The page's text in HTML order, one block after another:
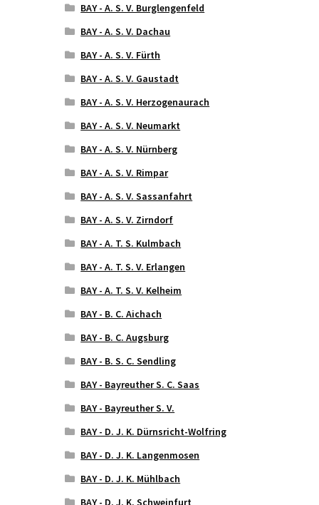
BAY - A. S. V. Burglengenfeld
BAY - A. S. V. Dachau
BAY - A. S. V. Fürth
BAY - A. S. V. Gaustadt
BAY - A. S. V. Herzogenaurach
BAY - A. S. V. Neumarkt
BAY - A. S. V. Nürnberg
BAY - A. S. V. Rimpar
BAY - A. S. V. Sassanfahrt
BAY - A. S. V. Zirndorf
BAY - A. T. S. Kulmbach
BAY - A. T. S. V. Erlangen
BAY - A. T. S. V. Kelheim
BAY - B. C. Aichach
BAY - B. C. Augsburg
BAY - B. S. C. Sendling
BAY - Bayreuther S. C. Saas
BAY - Bayreuther S. V.
BAY - D. J. K. Dürnsricht-Wolfring
BAY - D. J. K. Langenmosen
BAY - D. J. K. Mühlbach
BAY - D. J. K. Schweinfurt